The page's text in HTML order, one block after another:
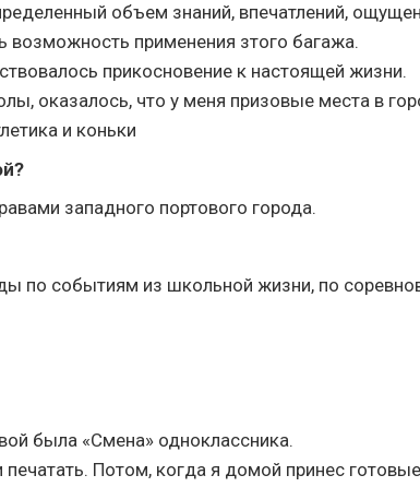
объем знаний, впечатлений,
возможность применения зтого багажа.
прикосновение к настоящей жизни.
оказалось, что у меня призовые места в
и коньки
западного портового города.
по событиям из школьной жизни, по
была «Смена» одноклассника.
печатать. Потом, когда я домой принес